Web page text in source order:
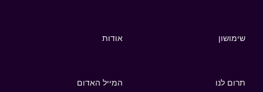
שימושון אודות
תרום לנו המייל האדום